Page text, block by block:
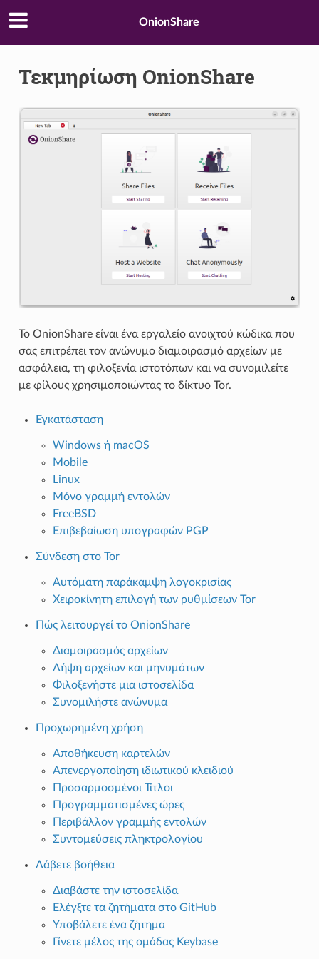
OnionShare
Τεκμηρίωση OnionShare
Το OnionShare είναι ένα εργαλείο ανοιχτού κώδικα που
σας επιτρέπει τον ανώνυμο διαμοιρασμό αρχείων με
ασφάλεια, τη φιλοξενία ιστοτόπων και να συνομιλείτε
με φίλους χρησιμοποιώντας το δίκτυο Tor.
Εγκατάσταση
Windows ή macOS
Mobile
Linux
Μόνο γραμμή εντολών
FreeBSD
Επιβεβαίωση υπογραφών PGP
Σύνδεση στο Tor
Αυτόματη παράκαμψη λογοκρισίας
Χειροκίνητη επιλογή των ρυθμίσεων Tor
Πώς λειτουργεί το OnionShare
Διαμοιρασμός αρχείων
Λήψη αρχείων και μηνυμάτων
Φιλοξενήστε μια ιστοσελίδα
Συνομιλήστε ανώνυμα
Προχωρημένη χρήση
Αποθήκευση καρτελών
Απενεργοποίηση ιδιωτικού κλειδιού
Προσαρμοσμένοι Τίτλοι
Προγραμματισμένες ώρες
Περιβάλλον γραμμής εντολών
Συντομεύσεις πληκτρολογίου
Λάβετε βοήθεια
Διαβάστε την ιστοσελίδα
Ελέγξτε τα ζητήματα στο GitHub
Υποβάλετε ένα ζήτημα
Γίνετε μέλος της ομάδας Keybase